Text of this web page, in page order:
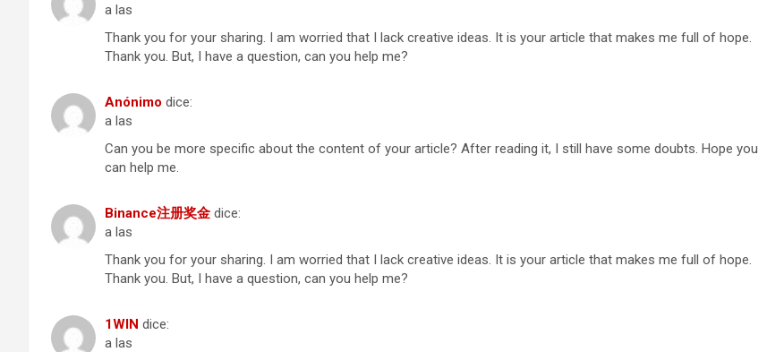
a las
Thank you for your sharing. I am worried that I lack creative ideas. It is your article that makes me full of hope.
Thank you. But, I have a question, can you help me?
Anónimo dice:
a las
Can you be more specific about the content of your article? After reading it, I still have some doubts. Hope you
can help me.
Binance注册奖金 dice:
a las
Thank you for your sharing. I am worried that I lack creative ideas. It is your article that makes me full of hope.
Thank you. But, I have a question, can you help me?
1WIN dice:
a las